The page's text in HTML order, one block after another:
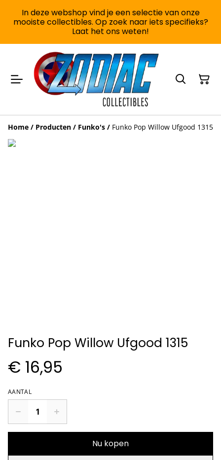
In deze webshop vind je een selectie van onze
mooiste collectibles. Op zoek naar iets specifieks?
Laat het ons weten!
Home / Producten / Funko's / Funko Pop Willow Ufgood 1315
Funko Pop Willow Ufgood 1315
€ 16,95
AANTAL
Nu kopen